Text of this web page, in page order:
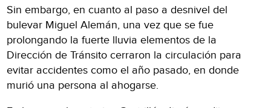
Sin embargo, en cuanto al paso a desnivel del
bulevar Miguel Alemán, una vez que se fue
prolongando la fuerte lluvia elementos de la
Dirección de Tránsito cerraron la circulación para
evitar accidentes como el año pasado, en donde
murió una persona al ahogarse.